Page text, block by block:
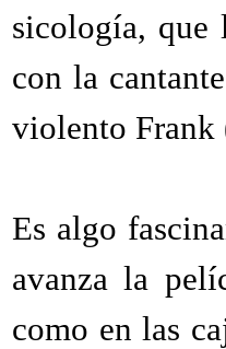
sicología, que
con la
violento Frank
Es algo
avanza la
como en las